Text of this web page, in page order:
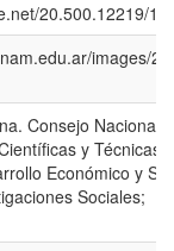
20.500.12219/
images/
Consejo Nacional
y Técnicas.
Económico y
Sociales;